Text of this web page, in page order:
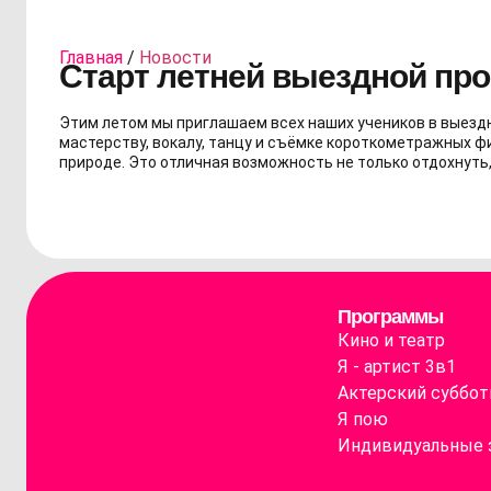
Главная / Новости
Старт летней выездной
Этим летом мы приглашаем всех наших учеников в
мастерству, вокалу, танцу и съёмке короткометражных
природе. Это отличная возможность не только
Программы
Кино и театр
Я - артист 3в1
Актерский
Я пою
Индивидуальные